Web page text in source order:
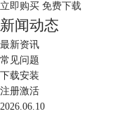
立即购买 免费下载
新闻动态
最新资讯
常见问题
下载安装
注册激活
2026.06.10